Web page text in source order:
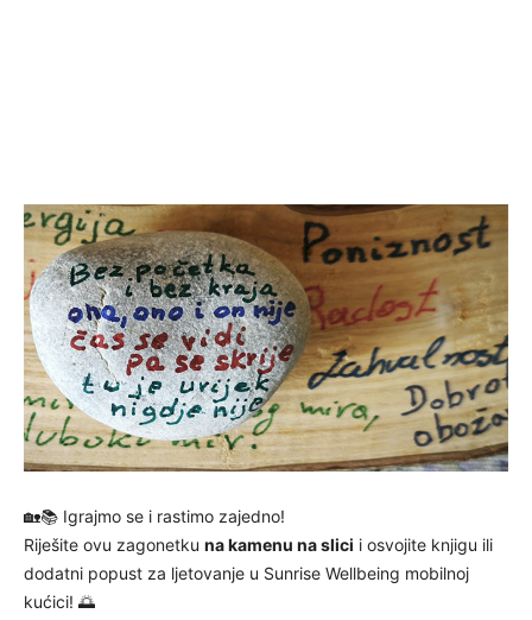
🏡📚 Igrajmo se i rastimo zajedno!
Riješite ovu zagonetku na kamenu na slici i osvojite knjigu ili
dodatni popust za ljetovanje u Sunrise Wellbeing mobilnoj
kućici! 🌅